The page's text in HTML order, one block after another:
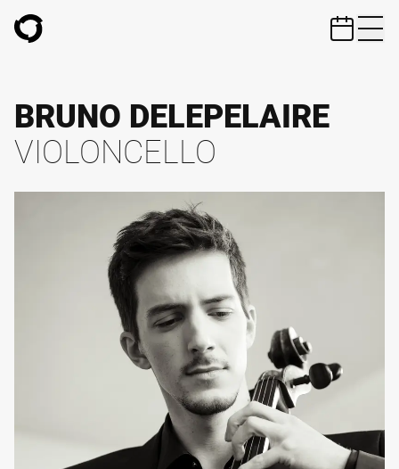
ZUM HAUPTINHALT SPRINGEN
BRUNO DELEPELAIRE
VIOLONCELLO